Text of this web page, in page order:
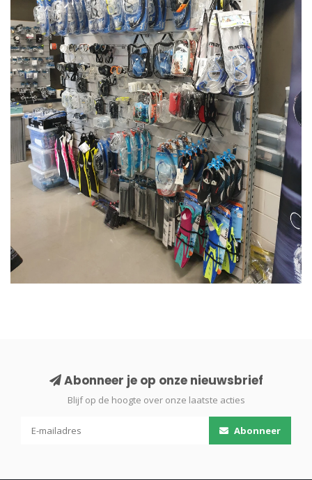
Abonneer je op onze nieuwsbrief
Blijf op de hoogte over onze laatste acties
Abonneer